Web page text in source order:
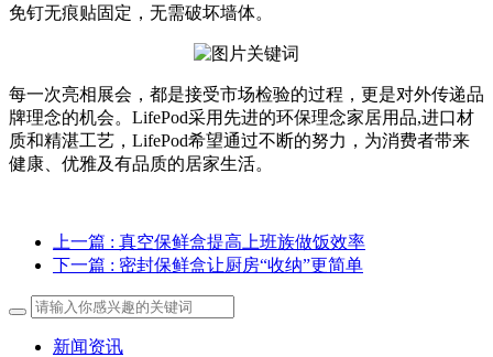
免钉无痕贴固定，无需破坏墙体。
每一次亮相展会，都是接受市场检验的过程，更是对外传递品
牌理念的机会。LifePod采用先进的环保理念家居用品,进口材
质和精湛工艺，LifePod希望通过不断的努力，为消费者带来
健康、优雅及有品质的居家生活。
上一篇 : 真空保鲜盒提高上班族做饭效率
下一篇 : 密封保鲜盒让厨房“收纳”更简单
新闻资讯